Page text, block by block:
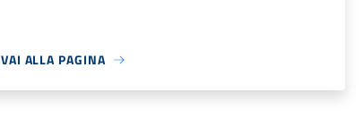
VAI ALLA PAGINA